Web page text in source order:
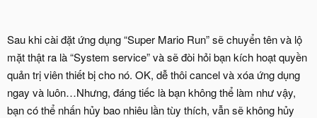
Sau khi cài đặt ứng dụng “Super Mario Run” sẽ chuyển tên và lộ
mặt thật ra là “System service” và sẽ đòi hỏi bạn kích hoạt quyền
quản trị viên thiết bị cho nó. OK, dễ thôi cancel và xóa ứng dụng
ngay và luôn…Nhưng, đáng tiếc là bạn không thể làm như vậy,
bạn có thể nhấn hủy bao nhiêu lần tùy thích, vẫn sẽ không hủy